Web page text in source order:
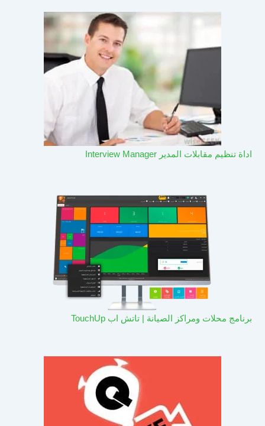
اداة تنظيم مقابلات المدير Interview Manager
برنامج محلات ومراكز الصيانة | تاتش اب TouchUp